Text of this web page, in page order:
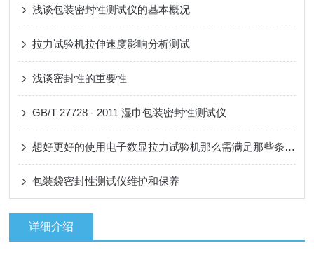
浅谈包装密封性测试仪的基本概况
拉力试验机拉伸速度影响分析测试
浅谈密封性的重要性
GB/T 27728 - 2011 湿巾包装密封性测试仪
想好更好的使用电子数显拉力试验机那么需满足那些条件？
包装袋密封性测试仪维护和保养
详细介绍